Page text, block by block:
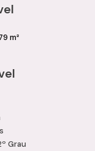
m²
Grau